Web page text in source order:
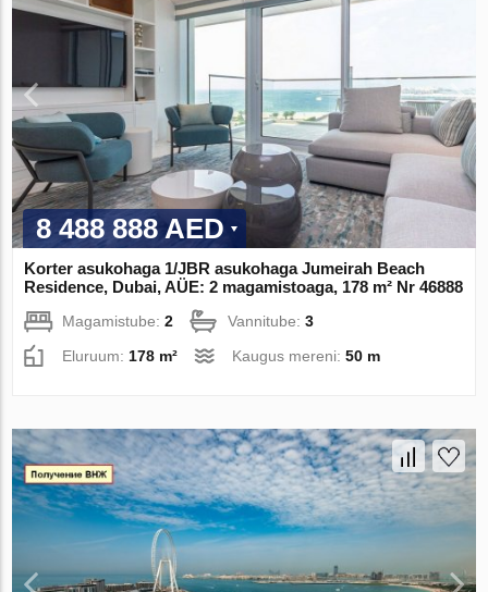
8 488 888 AED
Korter asukohaga 1/JBR asukohaga Jumeirah Beach
Residence, Dubai, AÜE: 2 magamistoaga, 178 m² Nr 46888
Magamistube:2 Vannitube:3
Eluruum: 178 m² Kaugus mereni:50 m